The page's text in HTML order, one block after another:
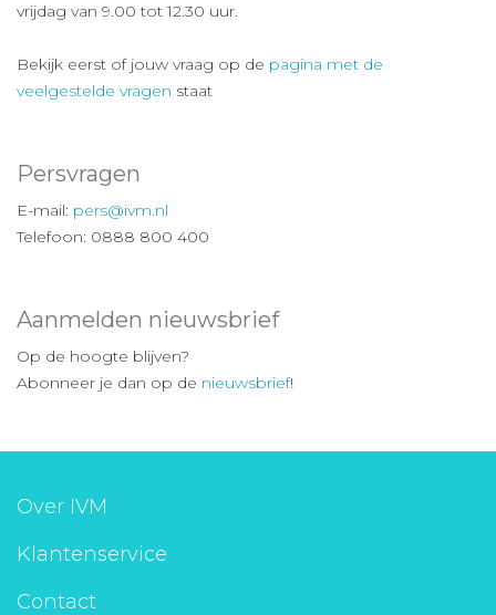
vrijdag van 9.00 tot 12.30 uur.
Bekijk eerst of jouw vraag op de pagina met de
veelgestelde vragen staat
Persvragen
E-mail: pers@ivm.nl
Telefoon: 0888 800 400
Aanmelden nieuwsbrief
Op de hoogte blijven?
Abonneer je dan op de nieuwsbrief!
Over IVM
Klantenservice
Contact